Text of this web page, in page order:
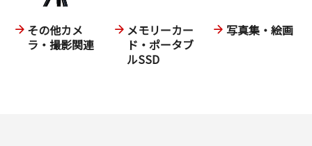
その他カメ
ラ・撮影関連
メモリーカー
ド・ポータブ
ルSSD
写真集・絵画